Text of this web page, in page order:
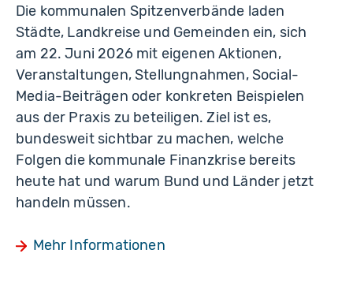
Die kommunalen Spitzenverbände laden
Städte, Landkreise und Gemeinden ein, sich
am 22. Juni 2026 mit eigenen Aktionen,
Veranstaltungen, Stellungnahmen, Social-
Media-Beiträgen oder konkreten Beispielen
aus der Praxis zu beteiligen. Ziel ist es,
bundesweit sichtbar zu machen, welche
Folgen die kommunale Finanzkrise bereits
heute hat und warum Bund und Länder jetzt
handeln müssen.
Mehr Informationen